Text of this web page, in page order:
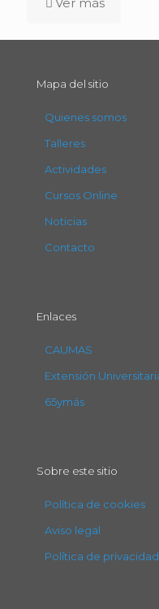
Ver más
Mapa del sitio
Quienes somos
Talleres
Actividades
Cursos Online
Noticias
Contacto
Enlaces
CAUMAS
Extensión
65ymás
Sobre este sitio
Política de cookies
Aviso legal
Política de privacidad